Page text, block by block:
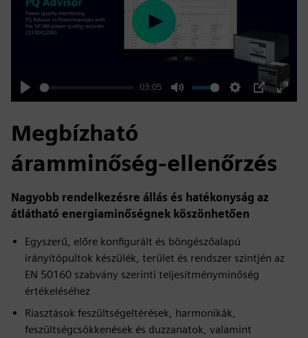
Play
03:05
Mute Settings
PIP
Enter
Play
Megbízható
áramminőség-ellenőrzés
Nagyobb rendelkezésre állás és hatékonyság az
átlátható energiaminőségnek köszönhetően
Egyszerű, előre konfigurált és böngészőalapú
irányítópultok készülék, terület és rendszer szintjén az
EN 50160 szabvány szerinti teljesítményminőség
értékeléséhez
Riasztások feszültségeltérések, harmonikák,
feszültségcsökkenések és duzzanatok, valamint